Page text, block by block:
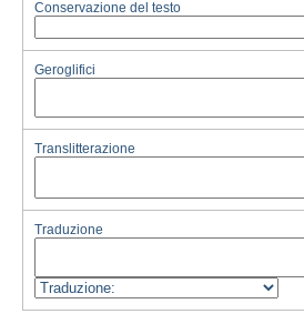
Conservazione del testo
Geroglifici
Translitterazione
Traduzione